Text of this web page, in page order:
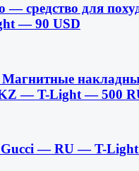
— средство для
— 90 USD
Магнитные
— T-Light — 500
— RU — T-